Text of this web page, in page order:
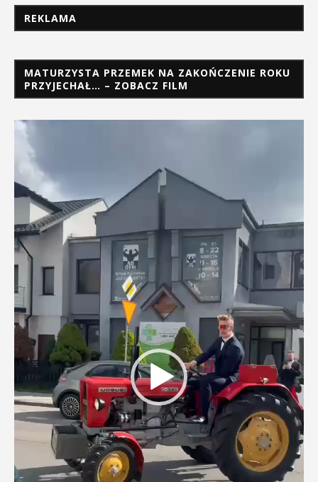
REKLAMA
MATURZYSTA PRZEMEK NA ZAKOŃCZENIE ROKU
PRZYJECHAŁ… – ZOBACZ FILM
Odtwarzacz